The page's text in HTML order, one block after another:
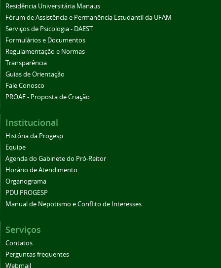
Residência Universitária Manaus
Fórum de Assistência e Permanência Estudantil da UFAM
Serviços de Psicologia - DAEST
Formulários e Documentos
Regulamentação e Normas
Transparência
Guias de Orientação
Fale Conosco
PROAE - Proposta de Criação
Institucional
História da Progesp
Equipe
Agenda do Gabinete do Pró-Reitor
Horário de Atendimento
Organograma
PDU PROGESP
Manual de Nepotismo e Conflito de Interesses
Serviços
Contatos
Perguntas frequentes
Webmail